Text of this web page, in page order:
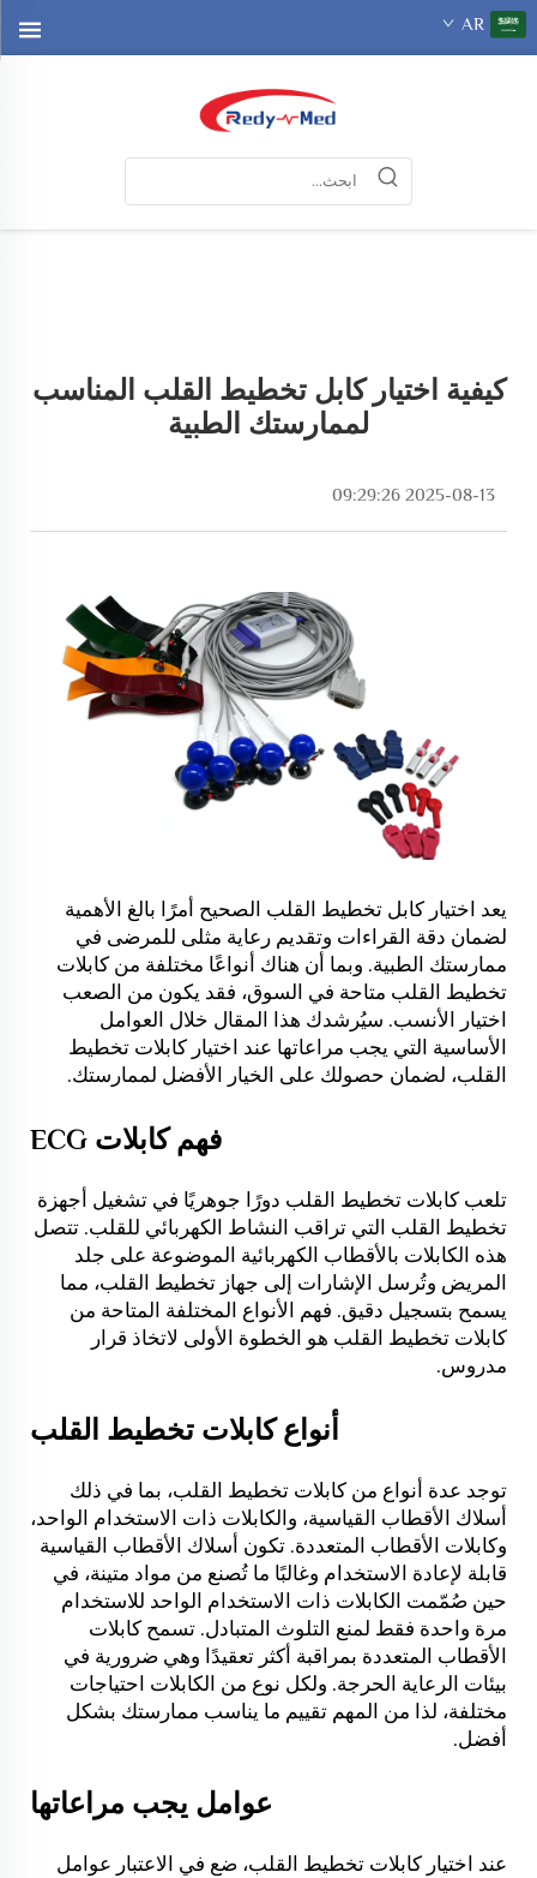
AR
كيفية اختيار كابل تخطيط القلب المناسب
لممارستك الطبية
2025-08-13 09:29:26
يعد اختيار كابل تخطيط القلب الصحيح أمرًا بالغ الأهمية
لضمان دقة القراءات وتقديم رعاية مثلى للمرضى في
ممارستك الطبية. وبما أن هناك أنواعًا مختلفة من كابلات
تخطيط القلب متاحة في السوق، فقد يكون من الصعب
اختيار الأنسب. سيُرشدك هذا المقال خلال العوامل
الأساسية التي يجب مراعاتها عند اختيار كابلات تخطيط
القلب، لضمان حصولك على الخيار الأفضل لممارستك.
فهم كابلات ECG
تلعب كابلات تخطيط القلب دورًا جوهريًا في تشغيل أجهزة
تخطيط القلب التي تراقب النشاط الكهربائي للقلب. تتصل
هذه الكابلات بالأقطاب الكهربائية الموضوعة على جلد
المريض وتُرسل الإشارات إلى جهاز تخطيط القلب، مما
يسمح بتسجيل دقيق. فهم الأنواع المختلفة المتاحة من
كابلات تخطيط القلب هو الخطوة الأولى لاتخاذ قرار
مدروس.
أنواع كابلات تخطيط القلب
توجد عدة أنواع من كابلات تخطيط القلب، بما في ذلك
أسلاك الأقطاب القياسية، والكابلات ذات الاستخدام الواحد،
وكابلات الأقطاب المتعددة. تكون أسلاك الأقطاب القياسية
قابلة لإعادة الاستخدام وغالبًا ما تُصنع من مواد متينة، في
حين صُمّمت الكابلات ذات الاستخدام الواحد للاستخدام
مرة واحدة فقط لمنع التلوث المتبادل. تسمح كابلات
الأقطاب المتعددة بمراقبة أكثر تعقيدًا وهي ضرورية في
بيئات الرعاية الحرجة. ولكل نوع من الكابلات احتياجات
مختلفة، لذا من المهم تقييم ما يناسب ممارستك بشكل
أفضل.
عوامل يجب مراعاتها
عند اختيار كابلات تخطيط القلب، ضع في الاعتبار عوامل